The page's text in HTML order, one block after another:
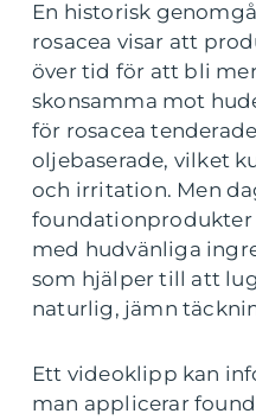
En historisk
rosacea visar att
över tid för att bli
skonsamma mot
för rosacea
oljebaserade, vilket
och irritation. Men
foundationprodukter
med hudvänliga
som hjälper till att
naturlig, jämn
Ett videoklipp kan
man applicerar